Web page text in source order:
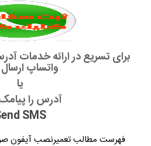
برای تسریع در ارائه خدمات
واتساپ
یا
آدرس را
SMS
فهرست مطالب تعمیرنصب آیفون